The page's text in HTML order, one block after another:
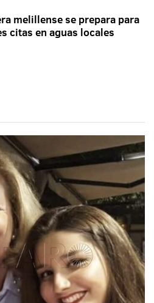
melillense se prepara para
citas en aguas locales